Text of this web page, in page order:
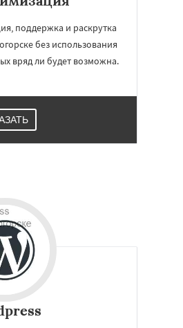
поддержка и раскрутка
без использования
вряд ли будет возможна.